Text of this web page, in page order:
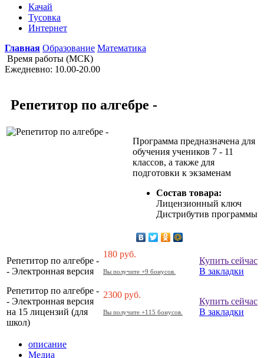
Качай
Тусовка
Интернет
Главная Образование Математика
Время работы (МСК)
Ежедневно: 10.00-20.00
Репетитор по алгебре -
Программа предназначена для
обучения учеников 7 - 11
классов, а также для
подготовки к экзаменам
Состав товара:
Лицензионный ключ
Дистрибутив программы
Репетитор по алгебре -
- Электронная версия
180 руб.
Вы получите +9 бонусов.
Купить сейчас
В закладки
Репетитор по алгебре -
- Электронная версия
на 15 лицензий (для
школ)
2300 руб.
Вы получите +115 бонусов.
Купить сейчас
В закладки
описание
Медиа